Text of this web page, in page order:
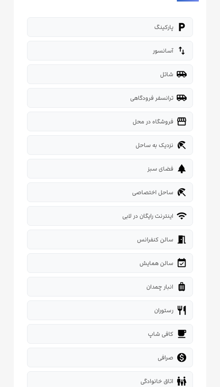
local_parking پارکینگ
import_export آسانسور
airport_shuttle شاتل
airport_shuttle ترانسفر فرودگاهی
storefront فروشگاه در محل
beach_access نزدیک به ساحل
park فضای سبز
beach_access ساحل اختصاصی
wifi اینترنت رایگان در لابی
meeting_room سالن کنفرانس
event_available سالن همایش
luggage انبار چمدان
restaurant رستوران
local_cafe کافی شاپ
 صرافی
family_restroom اتاق خانوادگی